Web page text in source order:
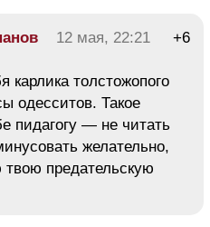
12 мая, 22:21 +6
карлика толстожопого
одесситов. Такое
пидагогу — не читать
желательно,
предательскую